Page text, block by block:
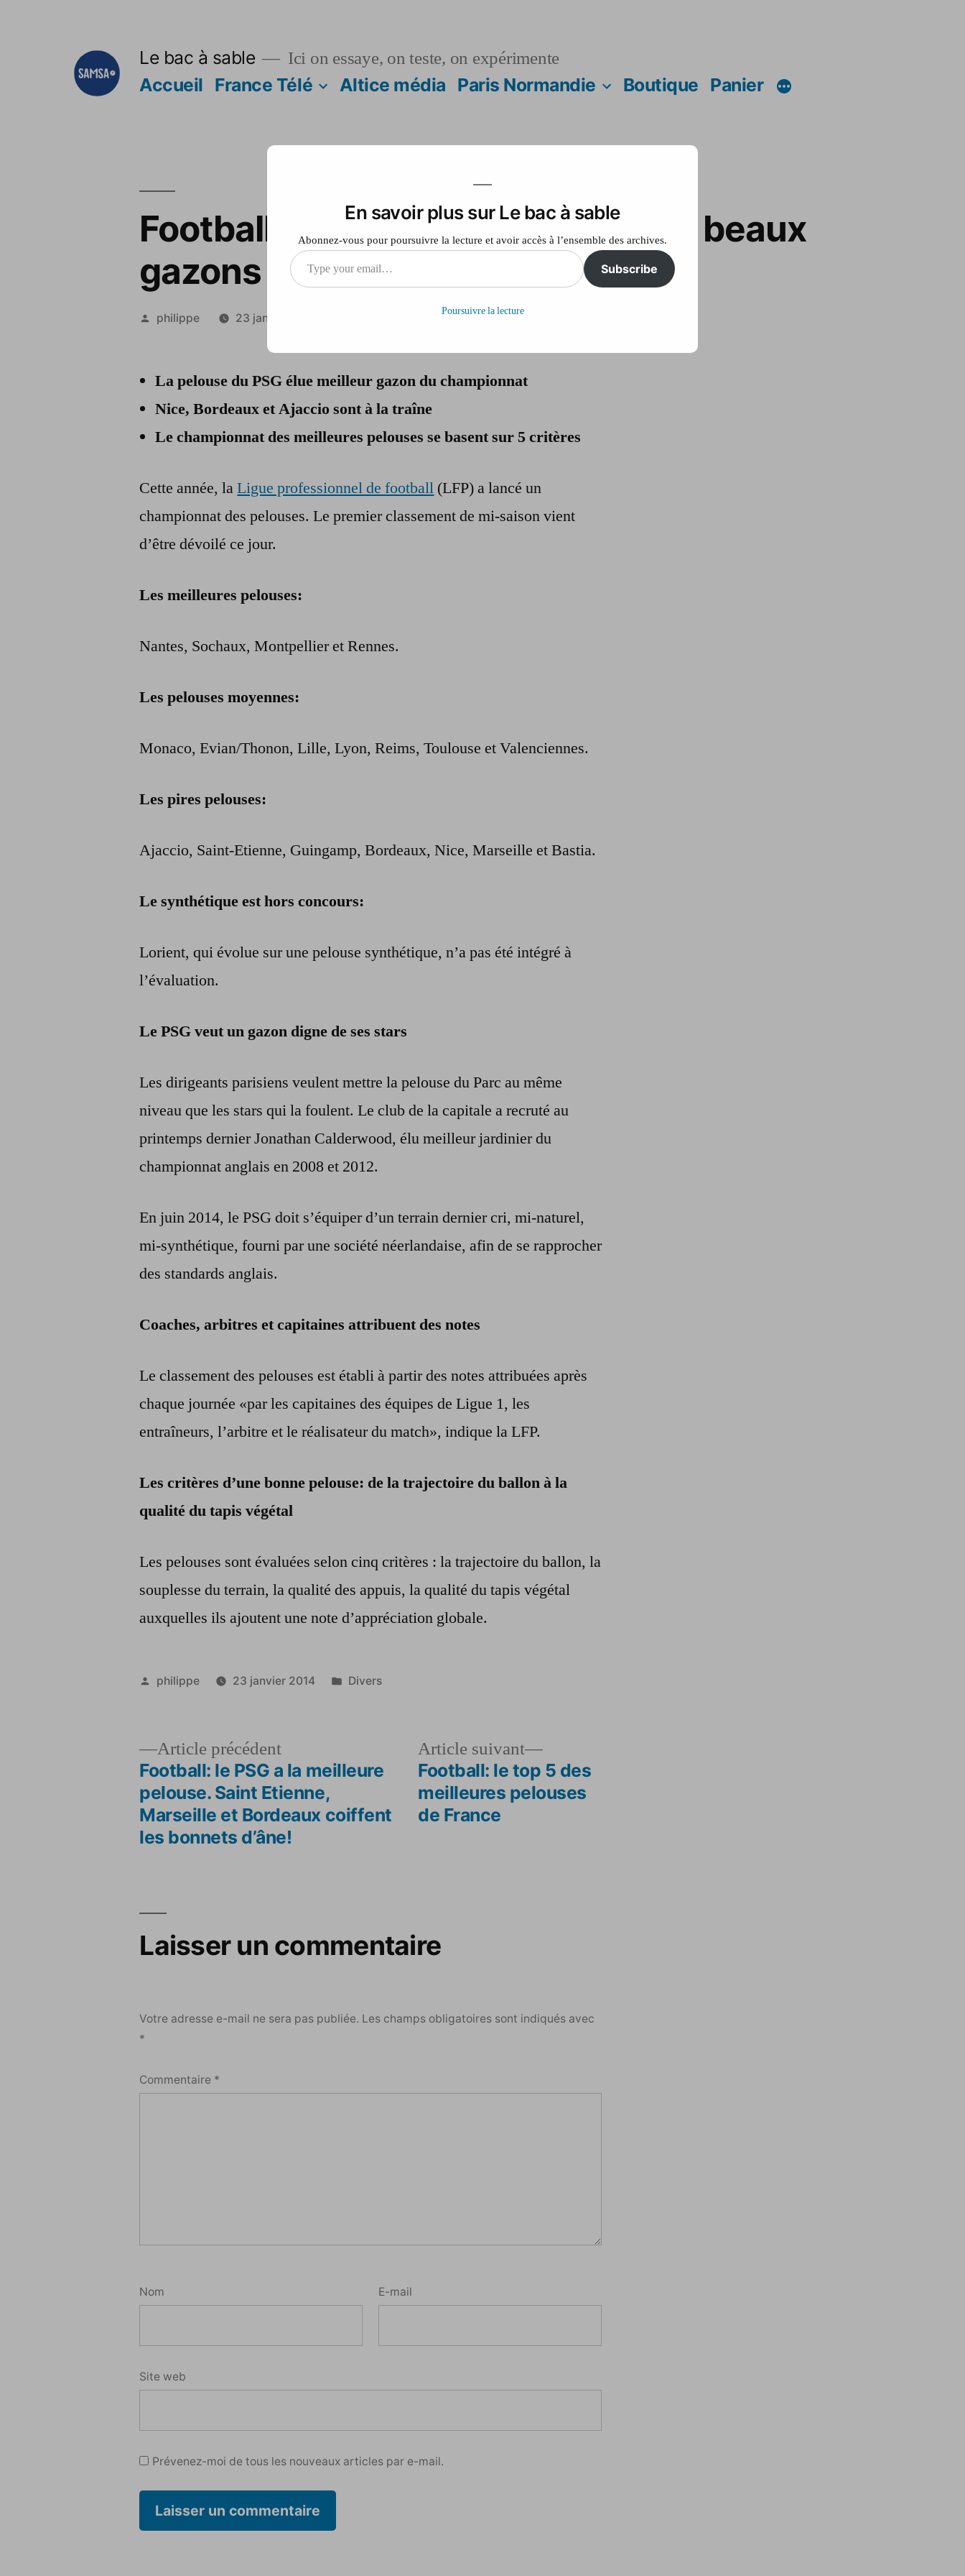
Le bac à sable Ici on essaye, on teste, on expérimente
Accueil France Télé Altice média Paris Normandie Boutique Panier
Football: le PSG en tête… des plus beaux
gazons du championnat
Publié
philippe 23 janvier 2014 Laisser un commentairesur
le
PSG
des
du
La pelouse du PSG élue meilleur gazon du championnat
Nice, Bordeaux et Ajaccio sont à la traîne
Le championnat des meilleures pelouses se basent sur 5 critères
Cette année, laLigue professionnel de football (LFP) a lancé un
championnat des pelouses. Le premier classement de mi-saison vient
d’être dévoilé ce jour.
Les meilleures pelouses:
Nantes, Sochaux, Montpellier et Rennes.
Les pelouses moyennes:
Monaco, Evian/Thonon, Lille, Lyon, Reims, Toulouse et Valenciennes.
Les pires pelouses:
Ajaccio, Saint-Etienne, Guingamp, Bordeaux, Nice, Marseille et Bastia.
Le synthétique est hors concours:
Lorient, qui évolue sur une pelouse synthétique, n’a pas été intégré à
l’évaluation.
Le PSG veut un gazon digne de ses stars
Les dirigeants parisiens veulent mettre la pelouse du Parc au même
niveau que les stars qui la foulent. Le club de la capitale a recruté au
printemps dernier Jonathan Calderwood, élu meilleur jardinier du
championnat anglais en 2008 et 2012.
En juin 2014, le PSG doit s’équiper d’un terrain dernier cri, mi-naturel,
mi-synthétique, fourni par une société néerlandaise, afin de se rapprocher
des standards anglais.
Coaches, arbitres et capitaines attribuent des notes
Le classement des pelouses est établi à partir des notes attribuées après
chaque journée «par les capitaines des équipes de Ligue 1, les
entraîneurs, l’arbitre et le réalisateur du match», indique la LFP.
Les critères d’une bonne pelouse: de la trajectoire du ballon à la
qualité du tapis végétal
Les pelouses sont évaluées selon cinq critères : la trajectoire du ballon, la
souplesse du terrain, la qualité des appuis, la qualité du tapis végétal
auxquelles ils ajoutent une note d’appréciation globale.
Publié
philippe 23 janvier 2014
Publié
Divers
Navigation
Article précédentArticle
précédent :
Football: le PSG a la meilleure
pelouse. Saint Etienne,
Marseille et Bordeaux coiffent
les bonnets d’âne!
Article suivant
Article
suivant :
Football: le top 5 des
meilleures pelouses
de France
Laisser un commentaire
Votre adresse e-mail ne sera pas publiée. Les champs obligatoires sont indiqués avec
*
Commentaire *
Nom E-mail
Site web
Prévenez-moi de tous les nouveaux articles par e-mail.
En savoir plus sur Le bac à sable
Abonnez-vous pour poursuivre la lecture et avoir accès à l’ensemble des archives.
Type
your
Subscribe
Poursuivre la lecture